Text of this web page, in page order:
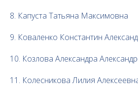
8. Капуста Татьяна Максимовна
9. Коваленко Константин
10. Козлова Александра
11. Колесникова Лилия